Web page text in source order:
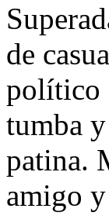
de
político
tumba
patina.
amigo